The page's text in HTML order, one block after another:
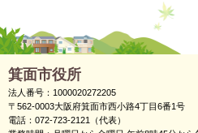
箕面市役所
法人番号：1000020272205
〒562-0003大阪府箕面市西小路4丁目6番1号
電話：072-723-2121（代表）